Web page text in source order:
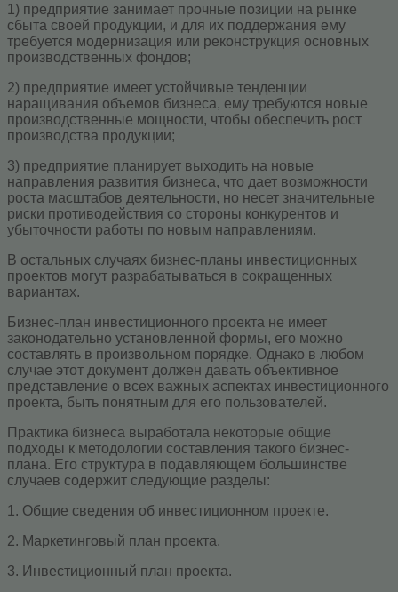
1) предприятие занимает прочные позиции на рынке
сбыта своей продукции, и для их поддержания ему
требуется модернизация или реконструкция основных
производственных фондов;
2) предприятие имеет устойчивые тенденции
наращивания объемов бизнеса, ему требуются новые
производственные мощности, чтобы обеспечить рост
производства продукции;
3) предприятие планирует выходить на новые
направления развития бизнеса, что дает возможности
роста масштабов деятельности, но несет значительные
риски противодействия со стороны конкурентов и
убыточности работы по новым направлениям.
В остальных случаях бизнес-планы инвестиционных
проектов могут разрабатываться в сокращенных
вариантах.
Бизнес-план инвестиционного проекта не имеет
законодательно установленной формы, его можно
составлять в произвольном порядке. Однако в любом
случае этот документ должен давать объективное
представление о всех важных аспектах инвестиционного
проекта, быть понятным для его пользователей.
Практика бизнеса выработала некоторые общие
подходы к методологии составления такого бизнес-
плана. Его структура в подавляющем большинстве
случаев содержит следующие разделы:
1. Общие сведения об инвестиционном проекте.
2. Маркетинговый план проекта.
3. Инвестиционный план проекта.